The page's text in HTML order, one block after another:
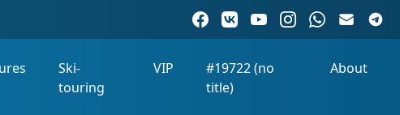
Ski-
touring
VIP
#19722 (no
title)
About